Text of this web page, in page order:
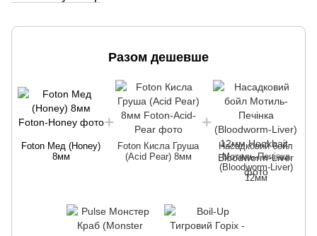
Разом дешевше
Foton Мед (Honey)
8мм
Foton Кисла Груша
(Acid Pear) 8мм
Насадковий бойл
Мотиль-Печінка
(Bloodworm-Liver)
12мм